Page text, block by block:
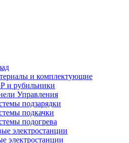
и комплектующие
и рубильники
Управления
подзарядки
подкачки
подогрева
электростанции
электростанции